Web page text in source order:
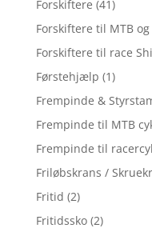
Forskiftere (41)
Forskiftere til MTB
Forskiftere til race
Førstehjælp (1)
Frempinde &
Frempinde til MTB
Frempinde til
Friløbskrans /
Fritid (2)
Fritidssko (2)